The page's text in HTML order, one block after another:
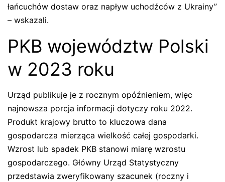
łańcuchów dostaw oraz napływ uchodźców z Ukrainy”
– wskazali.
PKB województw Polski
w 2023 roku
Urząd publikuje je z rocznym opóźnieniem, więc
najnowsza porcja informacji dotyczy roku 2022.
Produkt krajowy brutto to kluczowa dana
gospodarcza mierząca wielkość całej gospodarki.
Wzrost lub spadek PKB stanowi miarę wzrostu
gospodarczego. Główny Urząd Statystyczny
przedstawia zweryfikowany szacunek (roczny i